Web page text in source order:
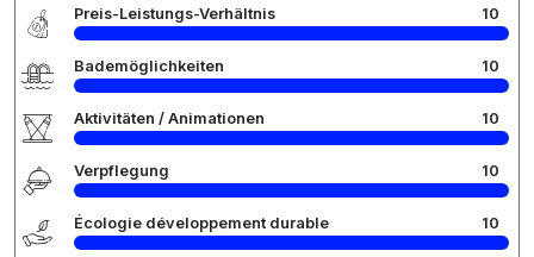
Preis-Leistungs-Verhältnis 10
Bademöglichkeiten 10
Aktivitäten / Animationen 10
Verpflegung 10
Écologie développement durable 10